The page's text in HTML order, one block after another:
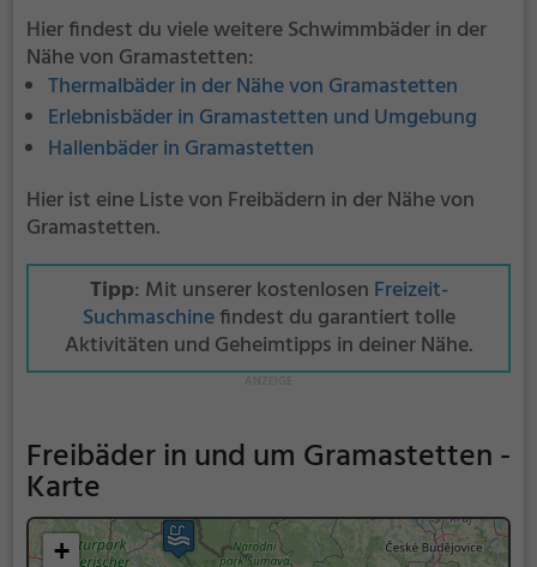
Hier findest du viele weitere Schwimmbäder in der
Nähe von Gramastetten:
Thermalbäder in der Nähe von Gramastetten
Erlebnisbäder in Gramastetten und Umgebung
Hallenbäder in Gramastetten
Hier ist eine Liste von Freibädern in der Nähe von
Gramastetten.
Tipp: Mit unserer kostenlosen Freizeit-
Suchmaschinefindest du garantiert tolle
Aktivitäten und Geheimtipps in deiner Nähe.
Freibäder in und um Gramastetten -
Karte
+